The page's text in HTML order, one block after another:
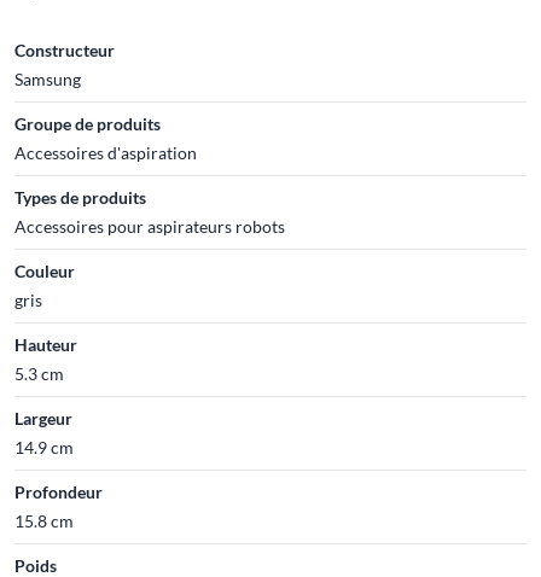
Constructeur
Samsung
Groupe de produits
Accessoires d'aspiration
Types de produits
Accessoires pour aspirateurs robots
Couleur
gris
Hauteur
5.3 cm
Largeur
14.9 cm
Profondeur
15.8 cm
Poids